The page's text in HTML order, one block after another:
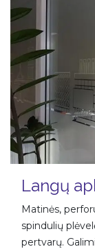
Langų
Matinės,
spindulių
pertvarų.